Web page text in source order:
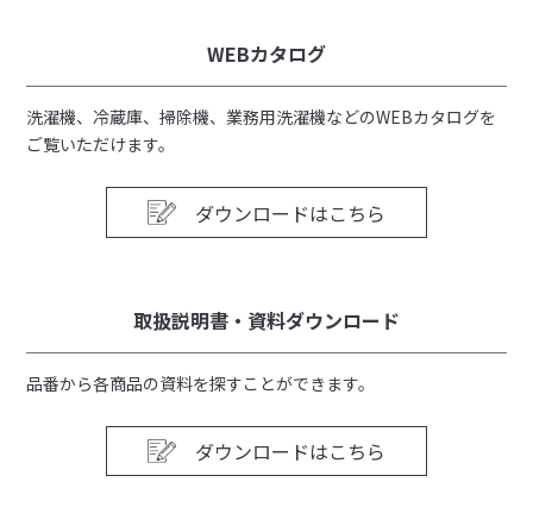
WEBカタログ
洗濯機、冷蔵庫、掃除機、業務用洗濯機などのWEBカタログを
ご覧いただけます。
ダウンロードはこちら
取扱説明書・資料ダウンロード
品番から各商品の資料を探すことができます。
ダウンロードはこちら